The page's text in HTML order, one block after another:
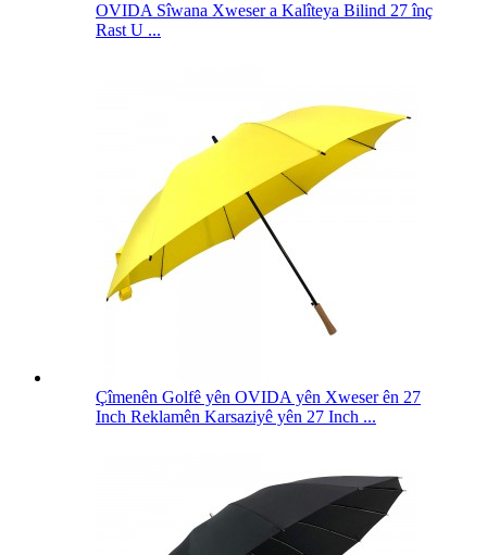
OVIDA Sîwana Xweser a Kalîteya Bilind 27 înç
Rast U ...
Çîmenên Golfê yên OVIDA yên Xweser ên 27
Inch Reklamên Karsaziyê yên 27 Inch ...